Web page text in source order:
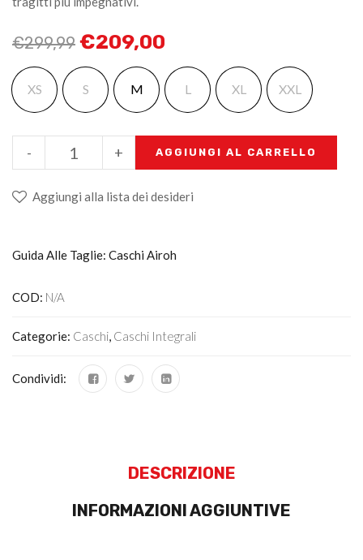
€299,99 €209,00
XS S M L XL XXL
+
- AGGIUNGI AL CARRELLO
Aggiungi alla lista dei desideri
Guida Alle Taglie: Caschi Airoh
COD: N/A
Categorie: Caschi, Caschi Integrali
Condividi:
DESCRIZIONE
INFORMAZIONI AGGIUNTIVE